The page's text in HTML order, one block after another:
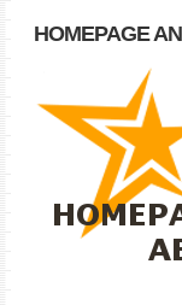
HOMEPAGE